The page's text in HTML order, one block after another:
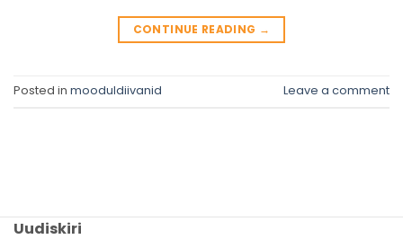
CONTINUE READING →
Posted in mooduldiivanid Leave a comment
Uudiskiri